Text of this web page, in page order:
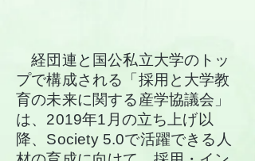
経団連と国公私立大学のトッ
プで構成される「採用と大学教
育の未来に関する産学協議会」
は、2019年1 月の立ち上げ以
降、Society 5.0で活躍できる人